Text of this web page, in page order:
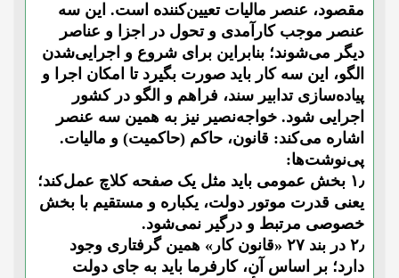
مقصود، عنصر مالیات تعیین‌کننده است. این سه
عنصر موجب کارآمدی و تحول در اجزا و عناصر
دیگر می‌شوند؛ بنابراین برای شروع و اجرایی‌شدن
الگو، این سه کار باید صورت بگیرد تا امکان اجرا و
پیاده‌سازی تدابیر سند، فراهم و الگو در کشور
اجرایی شود. خواجه‌نصیر نیز به همین سه عنصر
اشاره می‌کند: قانون، حاکم (حاکمیت) و مالیات.
پی‌نوشت‌ها:
۱٫ بخش عمومی باید مثل یک صفحه کلاچ عمل‌کند؛
یعنی قدرت موتور دولت، یکباره و مستقیم با بخش
خصوصی مرتبط و درگیر نمی‌شود.
۲٫ در بند ۲۷ «قانون کار» همین گرفتاری وجود
دارد؛ بر اساس آن، کارفرما باید به جای دولت